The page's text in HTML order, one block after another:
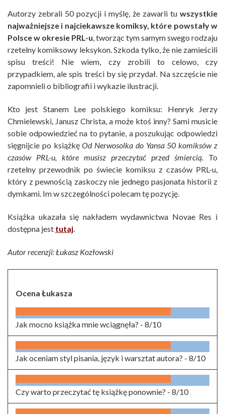
Autorzy zebrali 50 pozycji i myślę, że zawarli tu wszystkie
najważniejsze i najciekawsze komiksy, które powstały w
Polsce w okresie PRL-u , tworząc tym samym swego rodzaju
rzetelny komiksowy leksykon. Szkoda tylko, że nie zamieścili
spisu treści! Nie wiem, czy zrobili to celowo, czy
przypadkiem, ale spis treści by się przydał. Na szczęście nie
zapomnieli o bibliografii i wykazie ilustracji.
Kto jest Stanem Lee polskiego komiksu: Henryk Jerzy
Chmielewski, Janusz Christa, a może ktoś inny? Sami musicie
sobie odpowiedzieć na to pytanie, a poszukując odpowiedzi
sięgnijcie po książkęOd Nerwosolka do Yansa 50 komiksów z
czasów PRL-u, które musisz przeczytać przed śmiercią . To
rzetelny przewodnik po świecie komiksu z czasów PRL-u,
który z pewnością zaskoczy nie jednego pasjonata historii z
dymkami. Im w szczególności polecam tę pozycję.
Książka ukazała się nakładem wydawnictwa Novae Res i
dostępna jest tutaj
Autor recenzji: Łukasz Kozłowski
Ocena Łukasza
Jak mocno książka mnie wciągnęła? - 8/10
Jak oceniam styl pisania, język i warsztat autora? - 8/10
Czy warto przeczytać tę książkę ponownie? - 8/10